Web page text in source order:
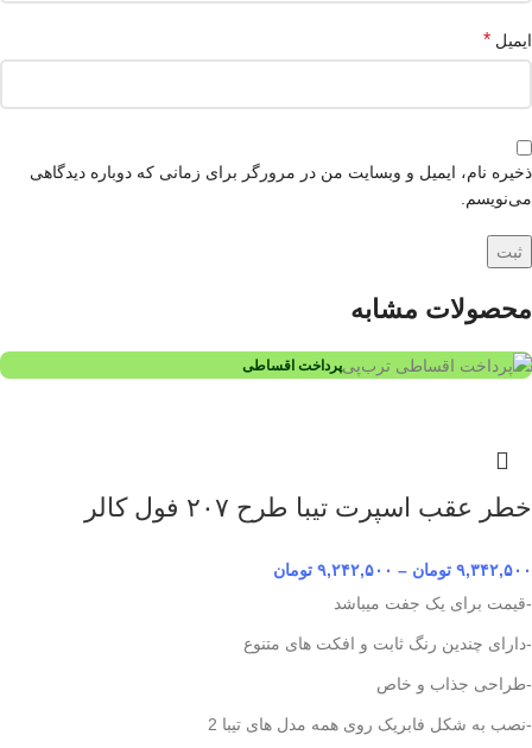
ایمیل *
ذخیره نام، ایمیل و وبسایت من در مرورگر برای زمانی که دوباره دیدگاهی
می‌نویسم.
محصولات مشابه
پرداخت اقساطی
خطر عقب اسپرت تیبا طرح ۲۰۷ فول کالر
۹,۳۴۲,۵۰۰ تومان – ۹,۲۴۲,۵۰۰ تومان
-قیمت برای یک جفت میباشد
-دارای چندین رنگ ثابت و افکت های متنوع
-طراحی جذاب و خاص
-نصب به شکل فابریک روی همه مدل های تیبا 2